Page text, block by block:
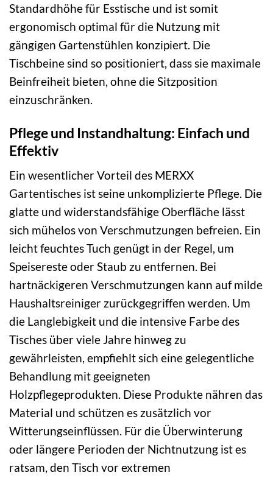
Standardhöhe für Esstische und ist somit
ergonomisch optimal für die Nutzung mit
gängigen Gartenstühlen konzipiert. Die
Tischbeine sind so positioniert, dass sie maximale
Beinfreiheit bieten, ohne die Sitzposition
einzuschränken.
Pflege und Instandhaltung: Einfach und
Effektiv
Ein wesentlicher Vorteil des MERXX
Gartentisches ist seine unkomplizierte Pflege. Die
glatte und widerstandsfähige Oberfläche lässt
sich mühelos von Verschmutzungen befreien. Ein
leicht feuchtes Tuch genügt in der Regel, um
Speisereste oder Staub zu entfernen. Bei
hartnäckigeren Verschmutzungen kann auf milde
Haushaltsreiniger zurückgegriffen werden. Um
die Langlebigkeit und die intensive Farbe des
Tisches über viele Jahre hinweg zu
gewährleisten, empfiehlt sich eine gelegentliche
Behandlung mit geeigneten
Holzpflegeprodukten. Diese Produkte nähren das
Material und schützen es zusätzlich vor
Witterungseinflüssen. Für die Überwinterung
oder längere Perioden der Nichtnutzung ist es
ratsam, den Tisch vor extremen